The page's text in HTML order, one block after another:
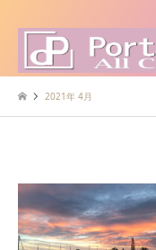
2021年 4月